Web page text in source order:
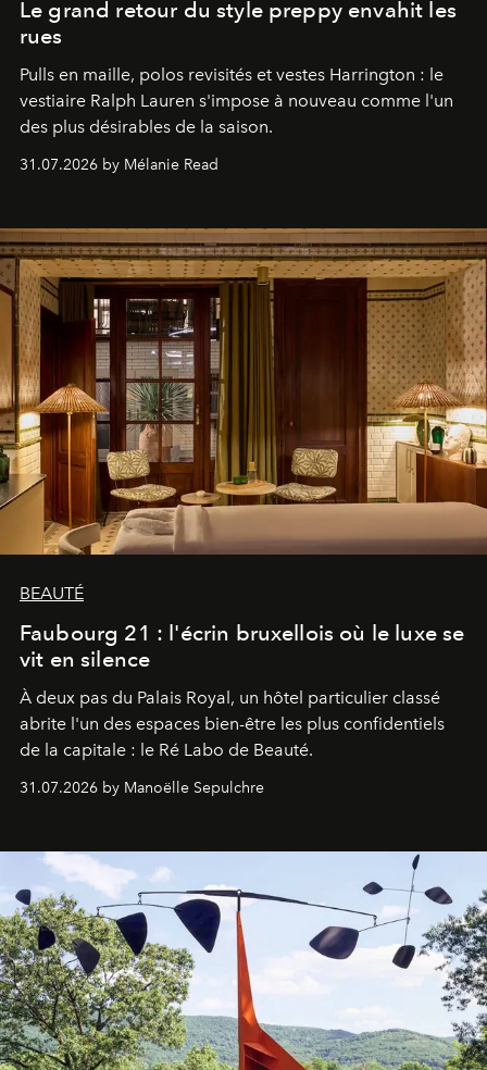
Le grand retour du style preppy envahit les
rues
Pulls en maille, polos revisités et vestes Harrington : le
vestiaire Ralph Lauren s'impose à nouveau comme l'un
des plus désirables de la saison.
31.07.2026 by Mélanie Read
BEAUTÉ
Faubourg 21 : l'écrin bruxellois où le luxe se
vit en silence
À deux pas du Palais Royal, un hôtel particulier classé
abrite l'un des espaces bien-être les plus confidentiels
de la capitale : le Ré Labo de Beauté.
31.07.2026 by Manoëlle Sepulchre